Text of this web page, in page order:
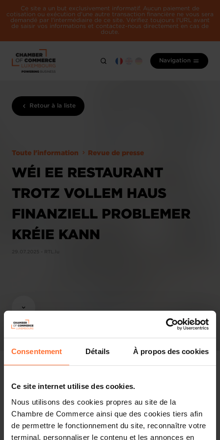
Consentement Détails À propos des cookies
Ce site internet utilise des cookies.
Nous utilisons des cookies propres au site de la
Chambre de Commerce ainsi que des cookies tiers afin
de permettre le fonctionnement du site, reconnaître votre
terminal, personnaliser le contenu et les annonces en
Ce site a un but exclusivement informatif. Aucun paiement de
cotisation ou exécution d'une autre transaction financière ne vous sera
demandé par l'intermédiaire de ce site. Vérifiez toujours l'URL avant
de saisir vos informations et contactez-nous directement en cas de
doute.
Navigation
Retour à la liste
Toute l'information Revue de presse
WÉI EE RESTAURANT
TROTZ VOLLEM HAUS
FINANZIELL PROBLEMER
KRÉIE KANN
Partager cet article